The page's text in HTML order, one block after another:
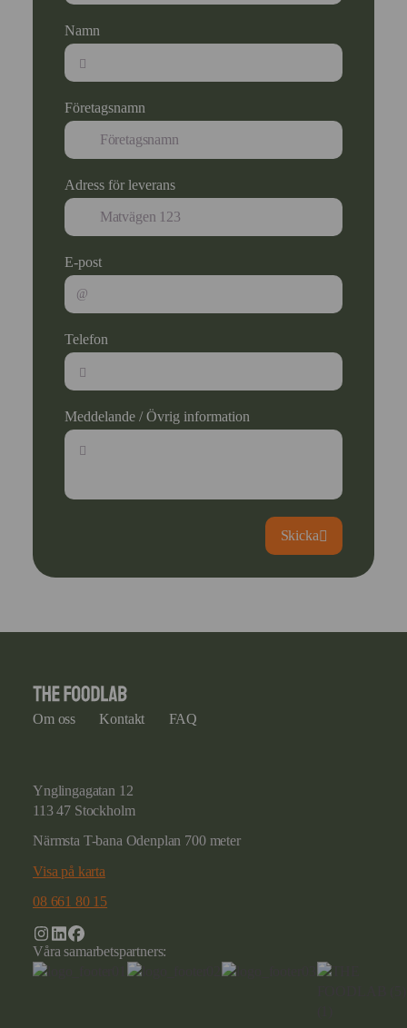
Namn
Företagsnamn
Adress för leverans
E-post
Telefon
Meddelande / Övrig information
Skicka
Om oss Kontakt FAQ
Ynglingagatan 12
113 47 Stockholm
Närmsta T-bana Odenplan 700 meter
Visa på karta
08 661 80 15
Våra samarbetspartners: